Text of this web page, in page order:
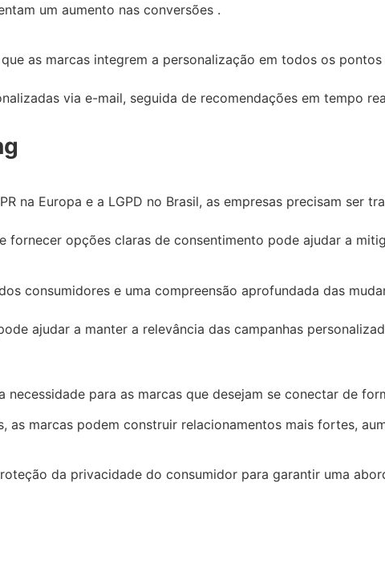
um aumento nas conversões .
as marcas integrem a personalização em todos os
via e-mail, seguida de recomendações em tempo
na Europa e a LGPD no Brasil, as empresas precisam ser
fornecer opções claras de consentimento pode ajudar a
consumidores e uma compreensão aprofundada das
ajudar a manter a relevância das campanhas
para as marcas que desejam se conectar de
marcas podem construir relacionamentos mais fortes,
da privacidade do consumidor para garantir uma